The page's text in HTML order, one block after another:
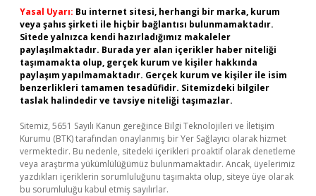
Yasal Uyarı: Bu internet sitesi, herhangi bir marka, kurum
veya şahıs şirketi ile hiçbir bağlantısı bulunmamaktadır.
Sitede yalnızca kendi hazırladığımız makaleler
paylaşılmaktadır. Burada yer alan içerikler haber niteliği
taşımamakta olup, gerçek kurum ve kişiler hakkında
paylaşım yapılmamaktadır. Gerçek kurum ve kişiler ile isim
benzerlikleri tamamen tesadüfidir. Sitemizdeki bilgiler
taslak halindedir ve tavsiye niteliği taşımazlar.
Sitemiz, 5651 Sayılı Kanun gereğince Bilgi Teknolojileri ve İletişim
Kurumu (BTK) tarafından onaylanmış bir Yer Sağlayıcı olarak hizmet
vermektedir. Bu nedenle, sitedeki içerikleri proaktif olarak denetleme
veya araştırma yükümlülüğümüz bulunmamaktadır. Ancak, üyelerimiz
yazdıkları içeriklerin sorumluluğunu taşımakta olup, siteye üye olarak
bu sorumluluğu kabul etmiş sayılırlar.